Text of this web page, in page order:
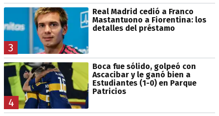
3
Real Madrid cedió a Franco
Mastantuono a Fiorentina: los
detalles del préstamo
4
Boca fue sólido, golpeó con
Ascacibar y le ganó bien a
Estudiantes (1-0) en Parque
Patricios